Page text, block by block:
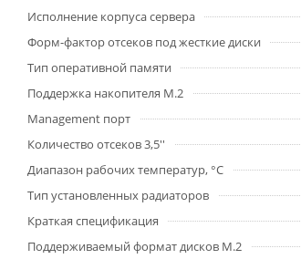
Исполнение корпуса сервера
Форм-фактор отсеков под жесткие диски
Тип оперативной памяти
Поддержка накопителя M.2
Management порт
Количество отсеков 3,5''
Диапазон рабочих температур, °C
Тип установленных радиаторов
Краткая спецификация
Поддерживаемый формат дисков M.2